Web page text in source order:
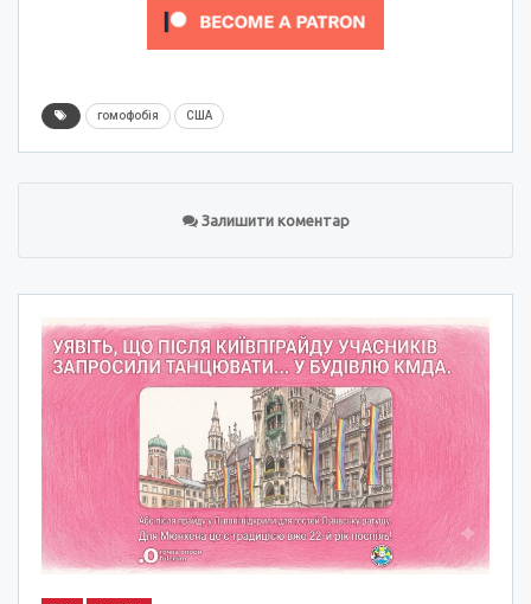
гомофобія США
Залишити коментар